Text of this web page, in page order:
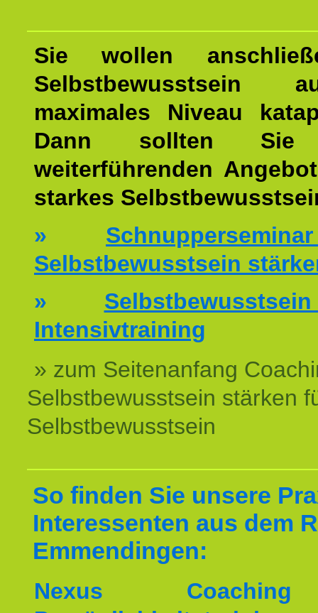
Sie wollen
Selbstbewusstsein
maximales Niveau
Dann sollten Sie
weiterführenden
starkes
»
Selbstbewusstsein
»
Intensivtraining
» zum Seitenanfang
Selbstbewusstsein stärken
Selbstbewusstsein
So finden Sie unsere
Interessenten aus dem
Emmendingen:
Nexus